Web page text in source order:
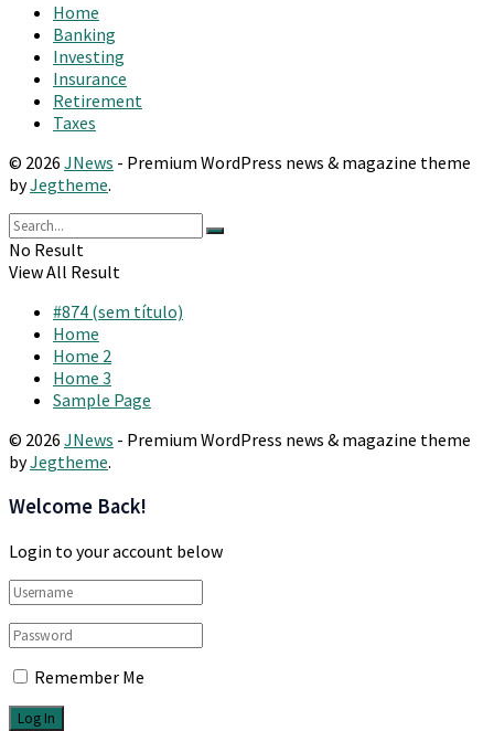
Home
Banking
Investing
Insurance
Retirement
Taxes
© 2026 JNews - Premium WordPress news & magazine theme
byJegtheme.
No Result
View All Result
#874 (sem título)
Home
Home 2
Home 3
Sample Page
© 2026 JNews - Premium WordPress news & magazine theme
byJegtheme.
Welcome Back!
Login to your account below
Remember Me